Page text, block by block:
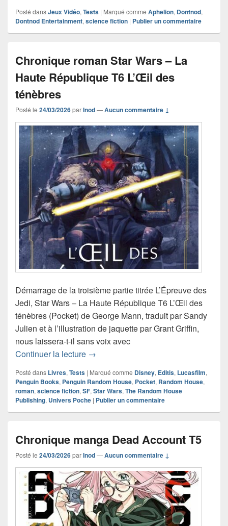
Posté dansJeux Vidéo, Tests | Marqué comme Aphelion, Dontnod,
Dontnod Entertainment, science fiction | Publier un commentaire
Chronique roman Star Wars – La
Haute République T6 L’Œil des
ténèbres
Posté le 24/03/2026parInod—Aucun commentaire ↓
Démarrage de la troisième partie titrée L’Épreuve des
Jedi, Star Wars – La Haute République T6 L’Œil des
ténèbres (Pocket) de George Mann, traduit par Sandy
Julien et à l’illustration de jaquette par Grant Griffin,
nous laissera-t-il sans voix avec
Continuer la lecture Chronique roman Star Wars – La
→
Posté dans Livres, Tests | Marqué comme Disney, Editis, Lucasfilm,
Penguin Books, Penguin Random House, Pocket, Random House,
roman, science fiction, SF, Star Wars, The Random House
Publishing, Univers Poche | Publier un commentaire
Chronique manga Dead Account T5
Posté le 24/03/2026parInod—Aucun commentaire ↓